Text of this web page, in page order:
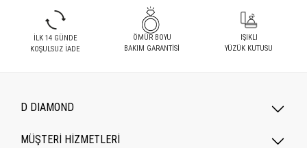
İLK 14 GÜNDE
KOŞULSUZ İADE
ÖMÜR BOYU
BAKIM GARANTİSİ
IŞIKLI
YÜZÜK KUTUSU
D DIAMOND
MÜŞTERİ HİZMETLERİ